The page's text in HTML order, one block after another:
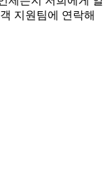
지원팀에 연락해